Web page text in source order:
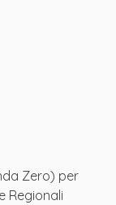
Zero) per
Regionali